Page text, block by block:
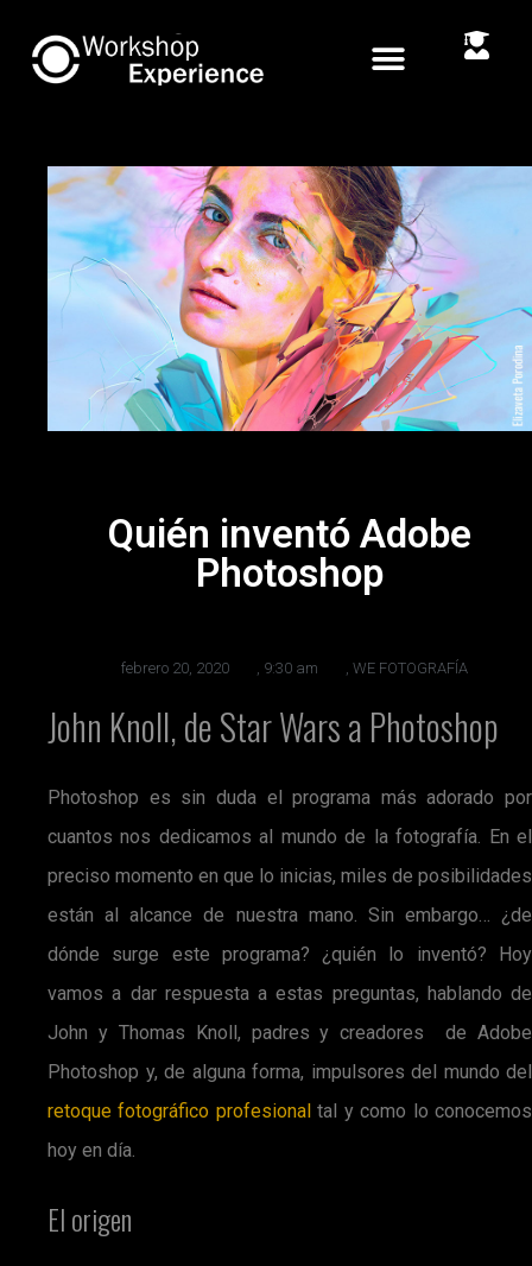
Quién inventó Adobe
Photoshop
febrero 20, 2020 , 9:30 am , WE FOTOGRAFÍA
John Knoll, de Star Wars a Photoshop
Photoshop es sin duda el programa más adorado por
cuantos nos dedicamos al mundo de la fotografía. En el
preciso momento en que lo inicias, miles de posibilidades
están al alcance de nuestra mano. Sin embargo… ¿de
dónde surge este programa? ¿quién lo inventó? Hoy
vamos a dar respuesta a estas preguntas, hablando de
John y Thomas Knoll, padres y creadores de Adobe
Photoshop y, de alguna forma, impulsores del mundo del
retoque fotográfico profesionaltal y como lo conocemos
hoy en día.
El origen